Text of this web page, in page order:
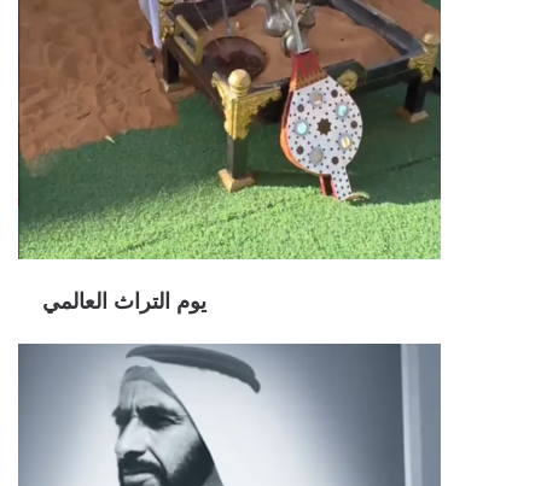
يوم التراث العالمي